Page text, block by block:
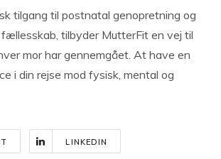
tilgang til postnatal genopretning og
tilbyder MutterFit en vej til
mor har gennemgået. At have en
i din rejse mod fysisk, mental og
LINKEDIN